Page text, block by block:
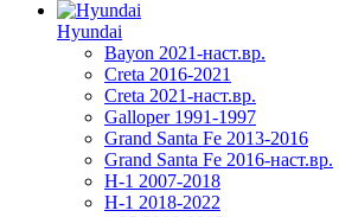
Hyundai
Bayon 2021-наст.вр.
Creta 2016-2021
Creta 2021-наст.вр.
Galloper 1991-1997
Grand Santa Fe 2013-2016
Grand Santa Fe 2016-наст.вр.
H-1 2007-2018
H-1 2018-2022